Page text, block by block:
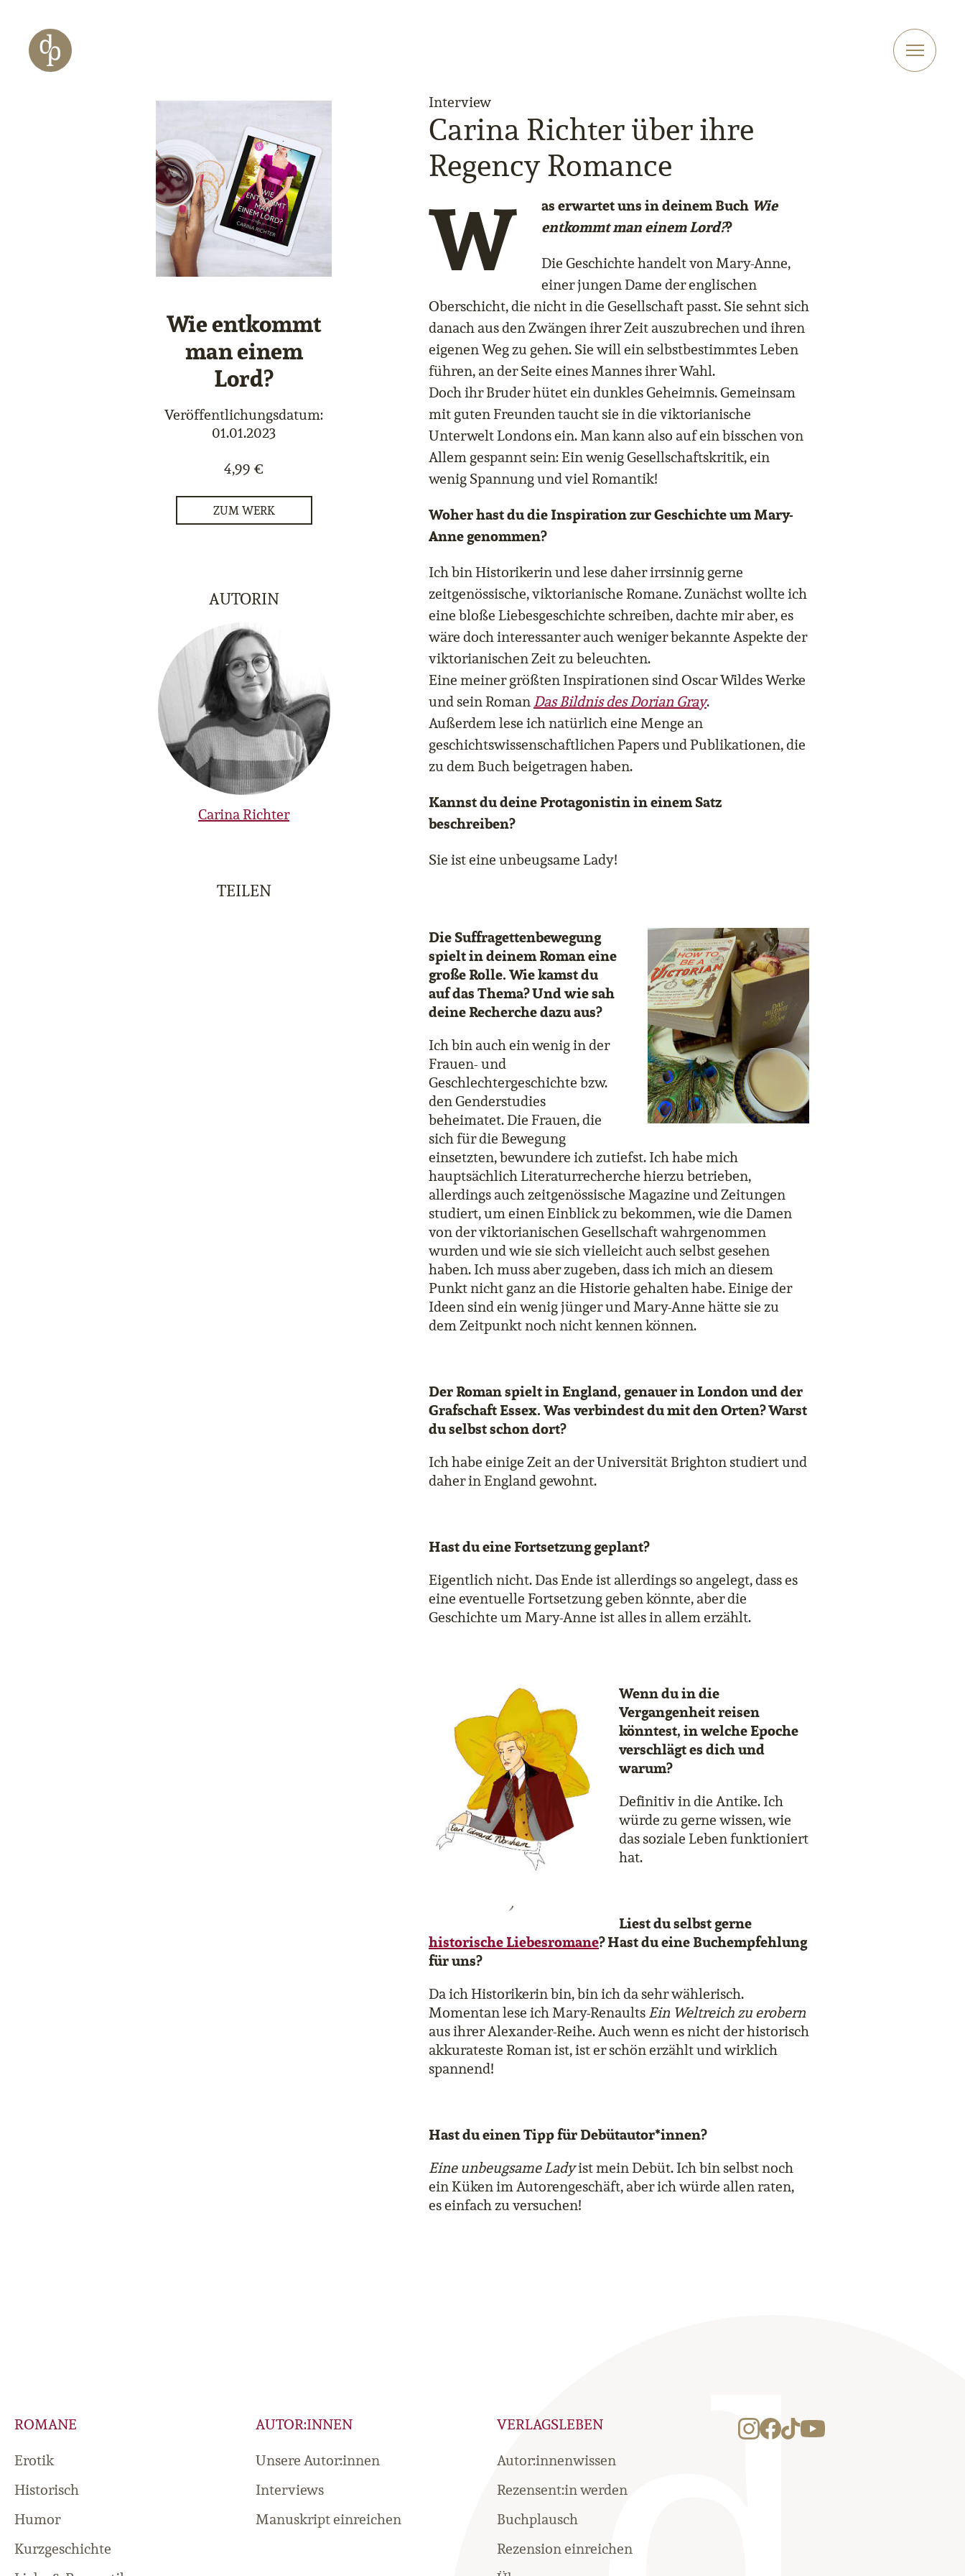
Zur Navigation springen
Zur Website-Suche springen
Wie entkommt
man einem
Lord?
Veröffentlichungsdatum:
01.01.2023
4,99 €
ZUM WERK
AUTORIN
Carina Richter
TEILEN
Interview
Carina Richter über ihre
Regency Romance
W as erwartet uns in deinem Buch Wie
entkommt man einem Lord??
Die Geschichte handelt von Mary-Anne,
einer jungen Dame der englischen
Oberschicht, die nicht in die Gesellschaft passt. Sie sehnt sich
danach aus den Zwängen ihrer Zeit auszubrechen und ihren
eigenen Weg zu gehen. Sie will ein selbstbestimmtes Leben
führen, an der Seite eines Mannes ihrer Wahl.
Doch ihr Bruder hütet ein dunkles Geheimnis. Gemeinsam
mit guten Freunden taucht sie in die viktorianische
Unterwelt Londons ein. Man kann also auf ein bisschen von
Allem gespannt sein: Ein wenig Gesellschaftskritik, ein
wenig Spannung und viel Romantik!
Woher hast du die Inspiration zur Geschichte um Mary-
Anne genommen?
Ich bin Historikerin und lese daher irrsinnig gerne
zeitgenössische, viktorianische Romane. Zunächst wollte ich
eine bloße Liebesgeschichte schreiben, dachte mir aber, es
wäre doch interessanter auch weniger bekannte Aspekte der
viktorianischen Zeit zu beleuchten.
Eine meiner größten Inspirationen sind Oscar Wildes Werke
und sein RomanDas Bildnis des Dorian Gray.
Außerdem lese ich natürlich eine Menge an
geschichtswissenschaftlichen Papers und Publikationen, die
zu dem Buch beigetragen haben.
Kannst du deine Protagonistin in einem Satz
beschreiben?
Sie ist eine unbeugsame Lady!
Die Suffragettenbewegung
spielt in deinem Roman eine
große Rolle. Wie kamst du
auf das Thema? Und wie sah
deine Recherche dazu aus?
Ich bin auch ein wenig in der
Frauen- und
Geschlechtergeschichte bzw.
den Genderstudies
beheimatet. Die Frauen, die
sich für die Bewegung
einsetzten, bewundere ich zutiefst. Ich habe mich
hauptsächlich Literaturrecherche hierzu betrieben,
allerdings auch zeitgenössische Magazine und Zeitungen
studiert, um einen Einblick zu bekommen, wie die Damen
von der viktorianischen Gesellschaft wahrgenommen
wurden und wie sie sich vielleicht auch selbst gesehen
haben. Ich muss aber zugeben, dass ich mich an diesem
Punkt nicht ganz an die Historie gehalten habe. Einige der
Ideen sind ein wenig jünger und Mary-Anne hätte sie zu
dem Zeitpunkt noch nicht kennen können.
Der Roman spielt in England, genauer in London und der
Grafschaft Essex. Was verbindest du mit den Orten? Warst
du selbst schon dort?
Ich habe einige Zeit an der Universität Brighton studiert und
daher in England gewohnt.
Hast du eine Fortsetzung geplant?
Eigentlich nicht. Das Ende ist allerdings so angelegt, dass es
eine eventuelle Fortsetzung geben könnte, aber die
Geschichte um Mary-Anne ist alles in allem erzählt.
Wenn du in die
Vergangenheit reisen
könntest, in welche Epoche
verschlägt es dich und
warum?
Definitiv in die Antike. Ich
würde zu gerne wissen, wie
das soziale Leben funktioniert
hat.
Liest du selbst gerne
historische Liebesromane? Hast du eine Buchempfehlung
für uns?
Da ich Historikerin bin, bin ich da sehr wählerisch.
Momentan lese ich Mary-RenaultsEin Weltreich zu erobern
aus ihrer Alexander-Reihe. Auch wenn es nicht der historisch
akkurateste Roman ist, ist er schön erzählt und wirklich
spannend!
Hast du einen Tipp für Debütautor*innen?
Eine unbeugsame Ladyist mein Debüt. Ich bin selbst noch
ein Küken im Autorengeschäft, aber ich würde allen raten,
es einfach zu versuchen!
ROMANE
Erotik
Historisch
Humor
Kurzgeschichte
AUTOR:INNEN
Unsere Autor:innen
Interviews
Manuskript einreichen
VERLAGSLEBEN
Autor:innenwissen
Rezensent:in werden
Buchplausch
Rezension einreichen